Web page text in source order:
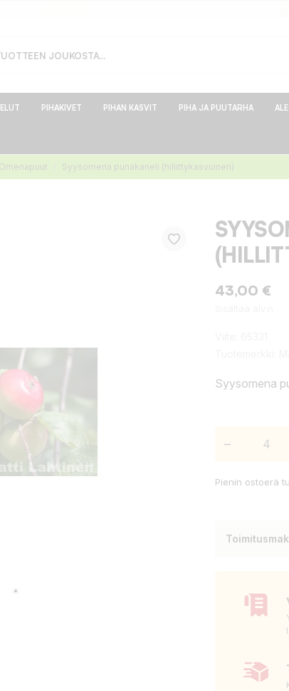
PIHAKIVET PIHAN KASVIT PIHA JA PUUTARHA ALE
Omenapuut Syysomena punakaneli (hillittykasvuinen)
43,00 €
Syysomena
–
Pienin ostoerä